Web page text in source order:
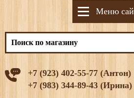
Меню
+7 (923) 402-55-77 (Антон)
+7 (983) 344-89-43 (Ирина)